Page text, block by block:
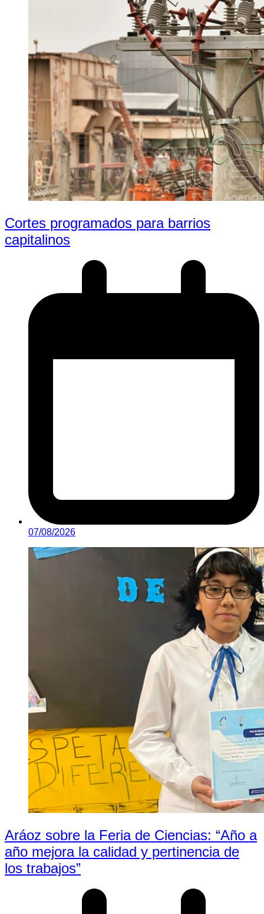
Cortes programados para barrios
capitalinos
07/08/2026
Aráoz sobre la Feria de Ciencias: “Año a
año mejora la calidad y pertinencia de
los trabajos”